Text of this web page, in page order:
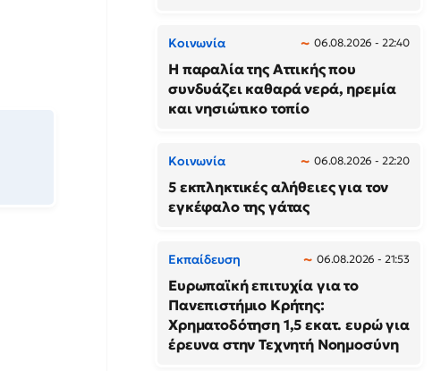
Κοινωνία 06.08.2026 - 22:40
Η παραλία της Αττικής που
συνδυάζει καθαρά νερά, ηρεμία
και νησιώτικο τοπίο
Κοινωνία 06.08.2026 - 22:20
5 εκπληκτικές αλήθειες για τον
εγκέφαλο της γάτας
Εκπαίδευση 06.08.2026 - 21:53
Ευρωπαϊκή επιτυχία για το
Πανεπιστήμιο Κρήτης:
Χρηματοδότηση 1,5 εκατ. ευρώ για
έρευνα στην Τεχνητή Νοημοσύνη